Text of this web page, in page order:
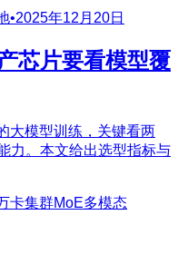
•2025年12月20日
芯片要看模型覆
大模型训练，关键看两
力。本文给出选型指标与
卡集群MoE多模态